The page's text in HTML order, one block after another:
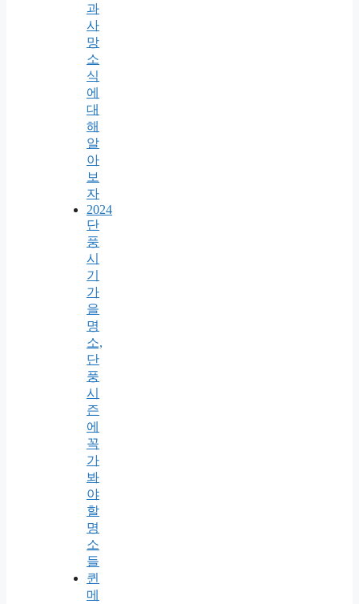
과
사
망
소
식
에
대
해
알
아
보
자
2024
단
풍
시
기
가
을
명
소,
단
풍
시
즌
에
꼭
가
봐
야
할
명
소
들
퀸
메